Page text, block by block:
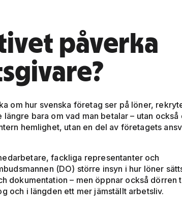
påverka
om hur svenska företag ser på löner,
bara om vad man betalar – utan också
hemlighet, utan en del av företagets
fackliga representanter och
(DO) större insyn i hur löner
dokumentation – men öppnar också dörren
och i längden ett mer jämställt arbetsliv.